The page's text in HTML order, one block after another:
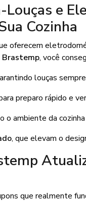
e
Cozinha
oferecem
Brastemp, você
louças
preparo rápido e
ambiente da
, que elevam o
que realmente